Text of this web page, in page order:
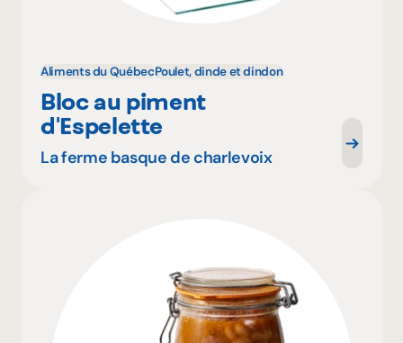
Aliments du QuébecPoulet, dinde et dindon
Bloc au piment
d'Espelette
La ferme basque de charlevoix